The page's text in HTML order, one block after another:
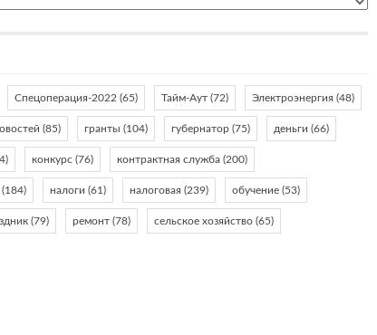
Спецоперация-2022 (65) Тайм-Аут (72) Электроэнергия (48)
(85) гранты (104) губернатор (75) деньги (66)
конкурс (76) контрактная служба (200)
(184) налоги (61) налоговая (239) обучение (53)
(79) ремонт (78) сельское хозяйство (65)